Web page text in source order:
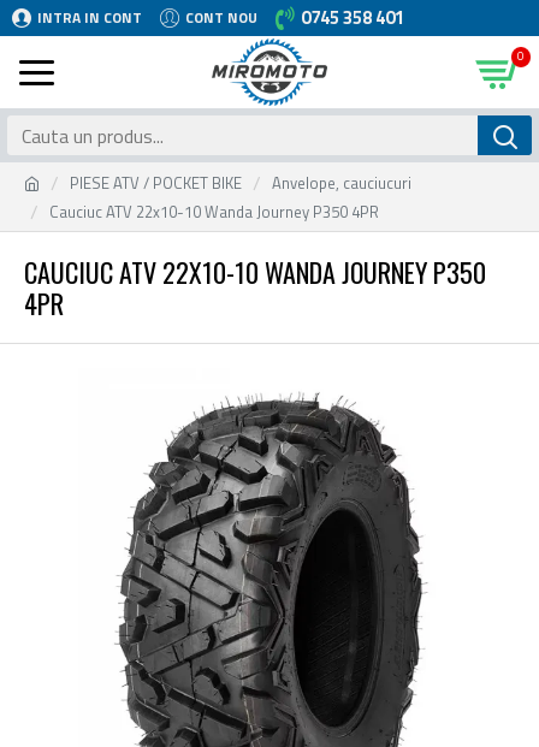
INTRA IN CONT CONT NOU 0745 358 401
0
PIESE ATV / POCKET BIKE
Anvelope, cauciucuri
Cauciuc ATV 22x10-10 Wanda Journey P350 4PR
CAUCIUC ATV 22X10-10 WANDA JOURNEY P350
4PR